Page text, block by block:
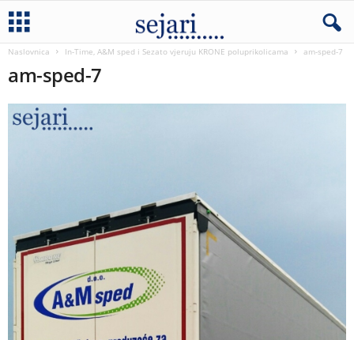
Naslovnica In-Time, A&M sped i Sezato vjeruju KRONE poluprikolicama am-sped-7
am-sped-7